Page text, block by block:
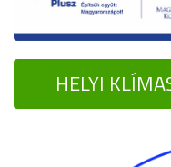
HELYI